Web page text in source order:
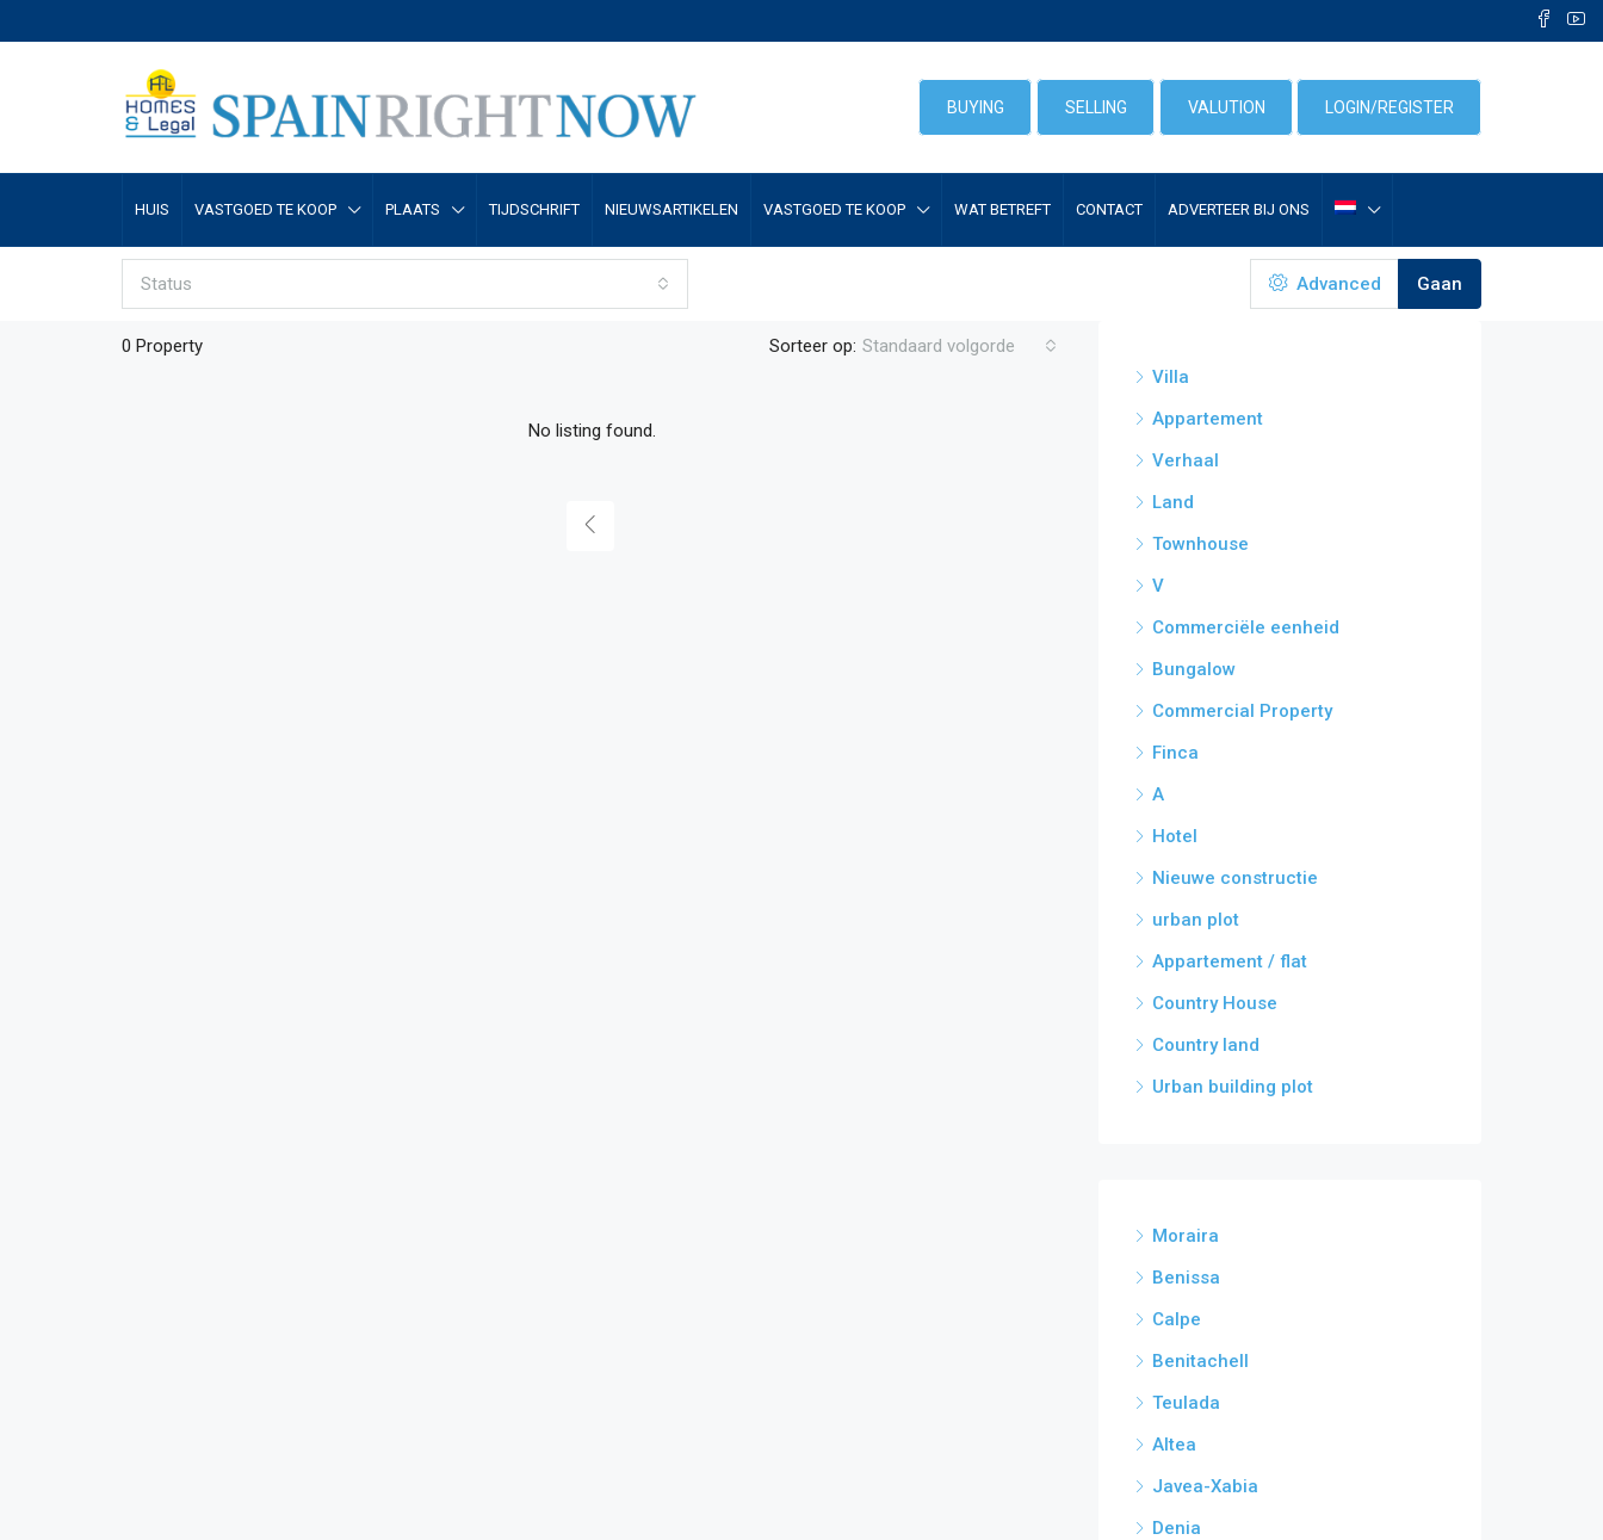
BUYING SELLING VALUTION
HUIS VASTGOED TE KOOP PLAATS TIJDSCHRIFT NIEUWSARTIKELEN VASTGOED TE KOOP WAT BETREFT CONTACT ADVERTEER BIJ ONS
LOGIN/REGISTER
Status Advanced Gaan
0 Property Sorteer op: Standaard volgorde
No listing found.
Villa
Appartement
Verhaal
Land
Townhouse
V
Commerciële eenheid
Bungalow
Commercial Property
Finca
A
Hotel
Nieuwe constructie
urban plot
Appartement / flat
Country House
Country land
Urban building plot
Moraira
Benissa
Calpe
Benitachell
Teulada
Altea
Javea-Xabia
Denia